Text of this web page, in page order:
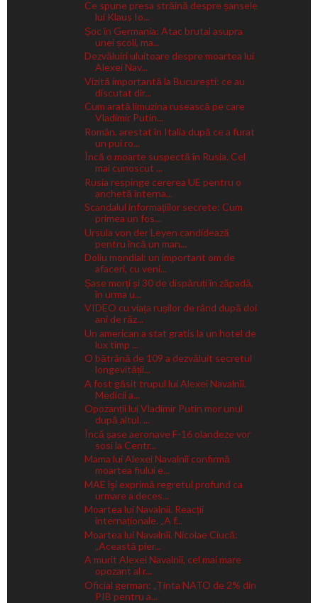
Ce spune presa străină despre șansele
lui Klaus Io...
Șoc în Germania: Atac brutal asupra
unei școli, ma...
Dezvăluiri uluitoare despre moartea lui
Alexei Nav...
Vizită importantă la București: ce au
discutat dir...
Cum arată limuzina rusească pe care
Vladimir Putin...
Român, arestat în Italia după ce a furat
un pui ro...
Încă o moarte suspectă în Rusia. Cel
mai cunoscut ...
Rusia respinge cererea UE pentru o
anchetă interna...
Scandalul informațiilor secrete: Cum
primea un fos...
Ursula von der Leyen candidează
pentru încă un man...
Doliu mondial: un important om de
afaceri, cu veni...
Șase morți și 30 de dispăruți în zăpadă,
în urma u...
VIDEO cu viața rușilor de rând după doi
ani de răz...
Un american a stat gratis la un hotel de
lux timp ...
O bătrână de 109 a dezvăluit secretul
longevității...
A fost găsit trupul lui Alexei Navalnîi.
Medicii a...
Opozanții lui Vladimir Putin mor unul
după altul. ...
Încă șase aeronave F-16 olandeze vor
sosi la Centr...
Mama lui Alexei Navalnîi confirmă
moartea fiului e...
MAE îşi exprimă regretul profund ca
urmare a deces...
Moartea lui Navalnîi. Reacții
internaționale. „A f...
Moartea lui Navalnîi. Nicolae Ciucă:
„Această pier...
A murit Alexei Navalnîi, cel mai mare
opozant al r...
Oficial german: „Ținta NATO de 2% din
PIB pentru a...